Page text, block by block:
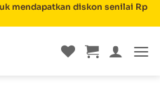
mendapatkan diskon senilai Rp